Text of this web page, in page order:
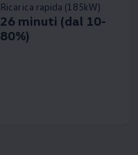
Ricarica rapida (185kW)
26 minuti (dal 10-
80%)